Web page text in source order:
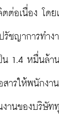
ต่อเนื่อง โ
รัชญาการทำ
1.4 หมื่นล้า
ารให้พนักง
งานของบริษั